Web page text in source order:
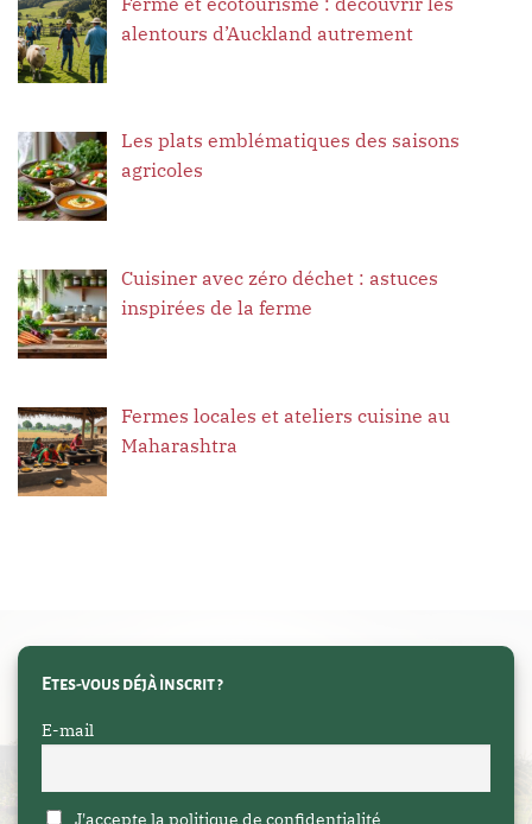
alentours d’Auckland autrement
Les plats emblématiques des saisons
agricoles
Cuisiner avec zéro déchet : astuces
inspirées de la ferme
Fermes locales et ateliers cuisine au
Maharashtra
Etes-vous déjà inscrit ?
E-mail
J'accepte la politique de confidentialité